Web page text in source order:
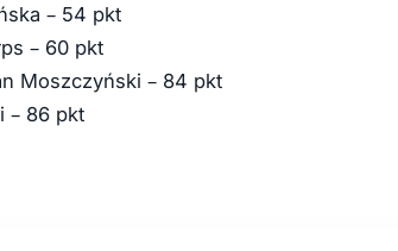
– 54 pkt
– 60 pkt
Moszczyński – 84 pkt
– 86 pkt